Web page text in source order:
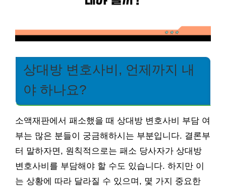
상대방 변호사비, 언제까지 내
야 하나요?
소액재판에서 패소했을 때 상대방 변호사비 부담 여
부는 많은 분들이 궁금해하시는 부분입니다. 결론부
터 말하자면, 원칙적으로는 패소 당사자가 상대방
변호사비를 부담해야 할 수도 있습니다. 하지만 이
는 상황에 따라 달라질 수 있으며, 몇 가지 중요한